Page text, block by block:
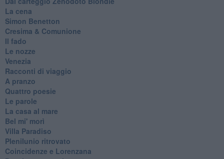
La cena
Simon Benetton
Cresima & Comunione
Il fado
Le nozze
Venezia
Racconti di viaggio
A pranzo
Quattro poesie
Le parole
La casa al mare
Bel mi' morì
Villa Paradiso
Plenilunio ritrovato
Coincidenze e Lorenzana